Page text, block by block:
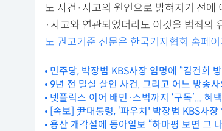
도 사건·사고의 원인으로 밝혀지기 전에
·사고와 연관되었더라도 이것을 범죄의
도 권고기준 전문은 한국기자협회 홈페이
민주당, 박장범 KBS사장 임명에 “김건희
9년 전 밀실 살인 사건, 그리고 어느 방송사
넷플릭스 이어 배민·스벅까지 ‘구독’... 혜
[속보] 尹대통령, ‘파우치' 박장범 KBS사장
용산 개각설에 동아일보 “하마평 보면 그